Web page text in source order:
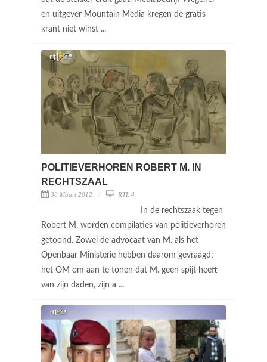
en uitgever Mountain Media kregen de gratis
krant niet winst ...
POLITIEVERHOREN ROBERT M. IN
RECHTSZAAL
30 Maart 2012 RTL 4
In de rechtszaak tegen
Robert M. worden compilaties van politieverhoren
getoond. Zowel de advocaat van M. als het
Openbaar Ministerie hebben daarom gevraagd;
het OM om aan te tonen dat M. geen spijt heeft
van zijn daden, zijn a ...